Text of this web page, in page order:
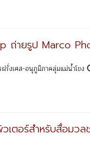
ถ่ายรูป Marco
รั่งเศส-อนุภูมิภาคลุ่มแม่น้ำโขง
วเตอร์สำหรับสื่อมว